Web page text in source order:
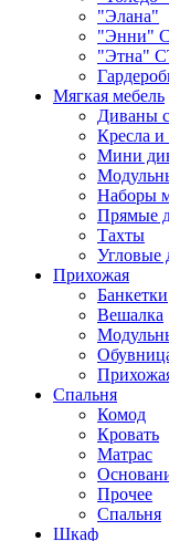
"Элана"
"Энни"
"Этна"
Мягкая мебель
Диваны
Кресла
Мини
Наборы
Прямые
Тахты
Угловые
Прихожая
Банкетки
Вешалка
Спальня
Комод
Кровать
Матраc
Прочее
Спальня
Шкаф